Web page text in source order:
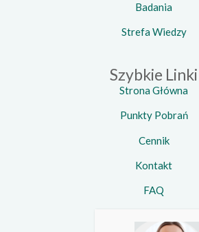
Badania
Strefa Wiedzy
Szybkie Linki
Strona Główna
Punkty Pobrań
Cennik
Kontakt
FAQ